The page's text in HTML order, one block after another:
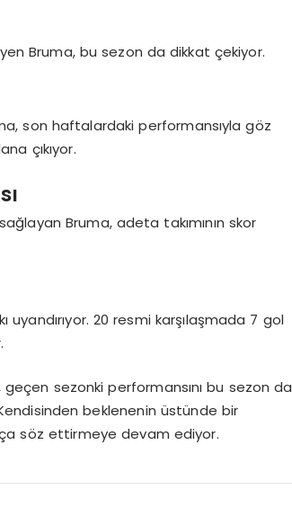
Bruma, bu sezon da dikkat çekiyor.
son haftalardaki performansıyla göz
çıkıyor.
Bruma, adeta takımının skor
uyandırıyor. 20 resmi karşılaşmada 7 gol
sezonki performansını bu sezon da
beklenenin üstünde bir
söz ettirmeye devam ediyor.